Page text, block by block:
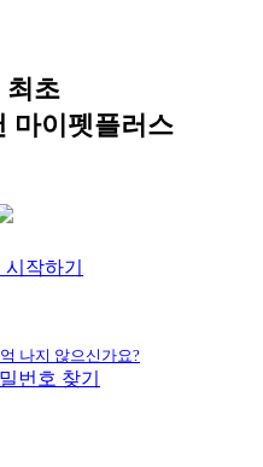
최초
마이펫플러스
작하기
나지 않으신가요?
번호 찾기